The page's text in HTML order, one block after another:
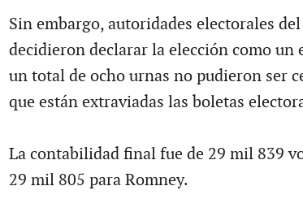
Sin embargo, autoridades electorales
decidieron declarar la elección como un
un total de ocho urnas no pudieron ser
que están extraviadas las boletas
La contabilidad final fue de 29 mil 839
29 mil 805 para Romney.